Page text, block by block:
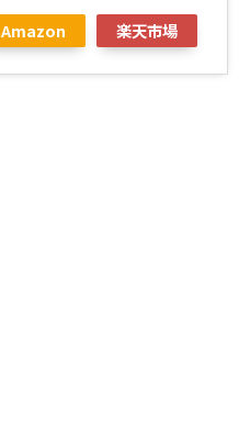
Amazon 楽天市場